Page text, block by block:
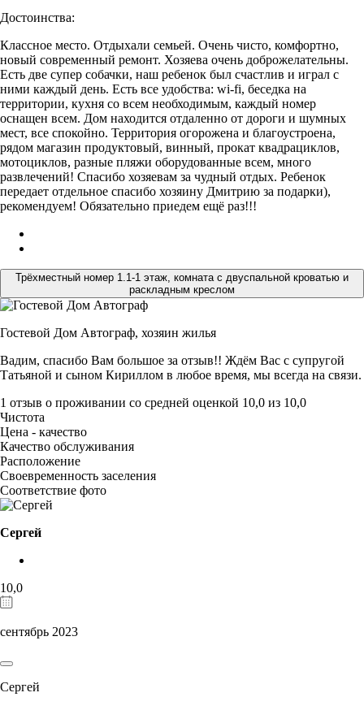
Достоинства:
Классное место. Отдыхали семьей. Очень чисто, комфортно,
новый современный ремонт. Хозяева очень доброжелательны.
Есть две супер собачки, наш ребенок был счастлив и играл с
ними каждый день. Есть все удобства: wi-fi, беседка на
территории, кухня со всем необходимым, каждый номер
оснащен всем. Дом находится отдаленно от дороги и шумных
мест, все спокойно. Территория огорожена и благоустроена,
рядом магазин продуктовый, винный, прокат квадрациклов,
мотоциклов, разные пляжи оборудованные всем, много
развлечений! Спасибо хозяевам за чудный отдых. Ребенок
передает отдельное спасибо хозяину Дмитрию за подарки),
рекомендуем! Обязательно приедем ещё раз!!!
Трёхместный номер 1.1-1 этаж, комната с двуспальной кроватью и
раскладным креслом
Гостевой Дом Автограф, хозяин жилья
Вадим, спасибо Вам большое за отзыв!! Ждём Вас с супругой
Татьяной и сыном Кириллом в любое время, мы всегда на связи.
1 отзыв о проживании со средней оценкой 10,0 из 10,0
Чистота
Цена - качество
Качество обслуживания
Расположение
Своевременность заселения
Соответствие фото
Сергей
10,0
сентябрь 2023
Сергей